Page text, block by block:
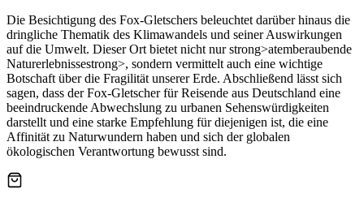
Die Besichtigung des Fox-Gletschers beleuchtet darüber hinaus die
dringliche Thematik des Klimawandels und seiner Auswirkungen
auf die Umwelt. Dieser Ort bietet nicht nur strong>atemberaubende
Naturerlebnissestrong>, sondern vermittelt auch eine wichtige
Botschaft über die Fragilität unserer Erde. Abschließend lässt sich
sagen, dass der Fox-Gletscher für Reisende aus Deutschland eine
beeindruckende Abwechslung zu urbanen Sehenswürdigkeiten
darstellt und eine starke Empfehlung für diejenigen ist, die eine
Affinität zu Naturwundern haben und sich der globalen
ökologischen Verantwortung bewusst sind.